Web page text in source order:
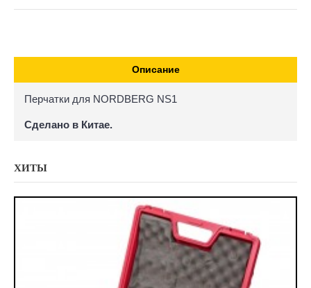
Описание
Перчатки для NORDBERG NS1
Сделано в Китае.
ХИТЫ